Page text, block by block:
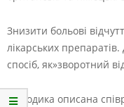
Знизити больові
лікарських
спосіб, як»зворотний
Методика описана